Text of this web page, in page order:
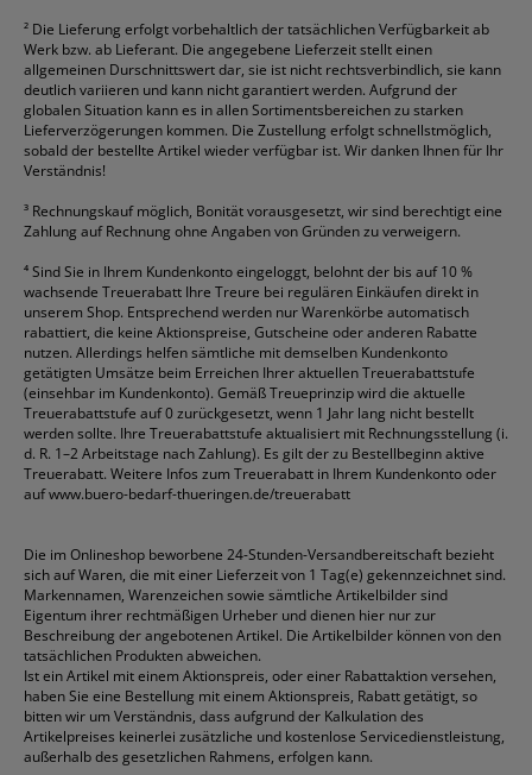
² Die Lieferung erfolgt vorbehaltlich der tatsächlichen Verfügbarkeit ab
Werk bzw. ab Lieferant. Die angegebene Lieferzeit stellt einen
allgemeinen Durschnittswert dar, sie ist nicht rechtsverbindlich, sie kann
deutlich variieren und kann nicht garantiert werden. Aufgrund der
globalen Situation kann es in allen Sortimentsbereichen zu starken
Lieferverzögerungen kommen. Die Zustellung erfolgt schnellstmöglich,
sobald der bestellte Artikel wieder verfügbar ist. Wir danken Ihnen für Ihr
Verständnis!
³ Rechnungskauf möglich, Bonität vorausgesetzt, wir sind berechtigt eine
Zahlung auf Rechnung ohne Angaben von Gründen zu verweigern.
⁴Sind Sie in Ihrem Kundenkonto eingeloggt, belohnt der bis auf 10 %
wachsende Treuerabatt Ihre Treure bei regulären Einkäufen direkt in
unserem Shop. Entsprechend werden nur Warenkörbe automatisch
rabattiert, die keine Aktionspreise, Gutscheine oder anderen Rabatte
nutzen. Allerdings helfen sämtliche mit demselben Kundenkonto
getätigten Umsätze beim Erreichen Ihrer aktuellen Treuerabattstufe
(einsehbar im Kundenkonto). Gemäß Treueprinzip wird die aktuelle
Treuerabattstufe auf 0 zurückgesetzt, wenn 1 Jahr lang nicht bestellt
werden sollte. Ihre Treuerabattstufe aktualisiert mit Rechnungsstellung (i.
d. R. 1–2 Arbeitstage nach Zahlung). Es gilt der zu Bestellbeginn aktive
Treuerabatt. Weitere Infos zum Treuerabatt in Ihrem Kundenkonto oder
aufwww.buero-bedarf-thueringen.de/treuerabatt
Die im Onlineshop beworbene 24-Stunden-Versandbereitschaft bezieht
sich auf Waren, die mit einer Lieferzeit von 1 Tag(e) gekennzeichnet sind.
Markennamen, Warenzeichen sowie sämtliche Artikelbilder sind
Eigentum ihrer rechtmäßigen Urheber und dienen hier nur zur
Beschreibung der angebotenen Artikel. Die Artikelbilder können von den
tatsächlichen Produkten abweichen.
Ist ein Artikel mit einem Aktionspreis, oder einer Rabattaktion versehen,
haben Sie eine Bestellung mit einem Aktionspreis, Rabatt getätigt, so
bitten wir um Verständnis, dass aufgrund der Kalkulation des
Artikelpreises keinerlei zusätzliche und kostenlose Servicedienstleistung,
außerhalb des gesetzlichen Rahmens, erfolgen kann.